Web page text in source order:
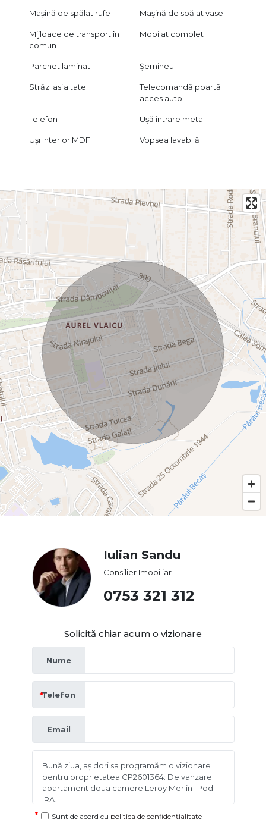
Mașină de spălat rufe Mașină de spălat vase
Mijloace de transport în
comun
Mobilat complet
Parchet laminat Șemineu
Străzi asfaltate
Telecomandă poartă
acces auto
Telefon Ușă intrare metal
Uși interior MDF Vopsea lavabilă
Iulian Sandu
Consilier Imobiliar
0753 321 312
Solicită chiar acum o vizionare
Nume
Telefon
Email
Sunt de acord cu politica de confidențialitate